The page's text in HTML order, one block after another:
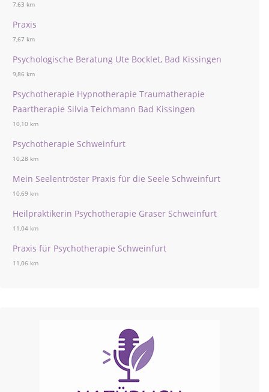
7,63 km
Praxis
7,67 km
Psychologische Beratung Ute Bocklet, Bad Kissingen
9,86 km
Psychotherapie Hypnotherapie Traumatherapie
Paartherapie Silvia Teichmann Bad Kissingen
10,10 km
Psychotherapie Schweinfurt
10,28 km
Mein Seelentröster Praxis für die Seele Schweinfurt
10,69 km
Heilpraktikerin Psychotherapie Graser Schweinfurt
11,04 km
Praxis für Psychotherapie Schweinfurt
11,06 km